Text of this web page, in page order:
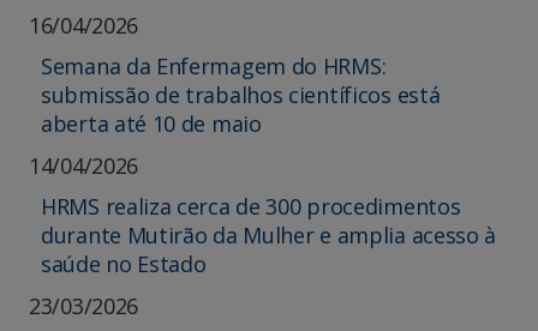
16/04/2026
Semana da Enfermagem do HRMS:
submissão de trabalhos científicos está
aberta até 10 de maio
14/04/2026
HRMS realiza cerca de 300 procedimentos
durante Mutirão da Mulher e amplia acesso à
saúde no Estado
23/03/2026